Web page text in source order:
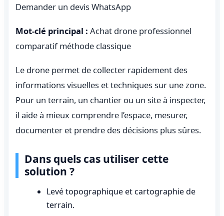
Demander un devis WhatsApp
Mot-clé principal : Achat drone professionnel
comparatif méthode classique
Le drone permet de collecter rapidement des
informations visuelles et techniques sur une zone.
Pour un terrain, un chantier ou un site à inspecter,
il aide à mieux comprendre l’espace, mesurer,
documenter et prendre des décisions plus sûres.
Dans quels cas utiliser cette
solution ?
Levé topographique et cartographie de
terrain.